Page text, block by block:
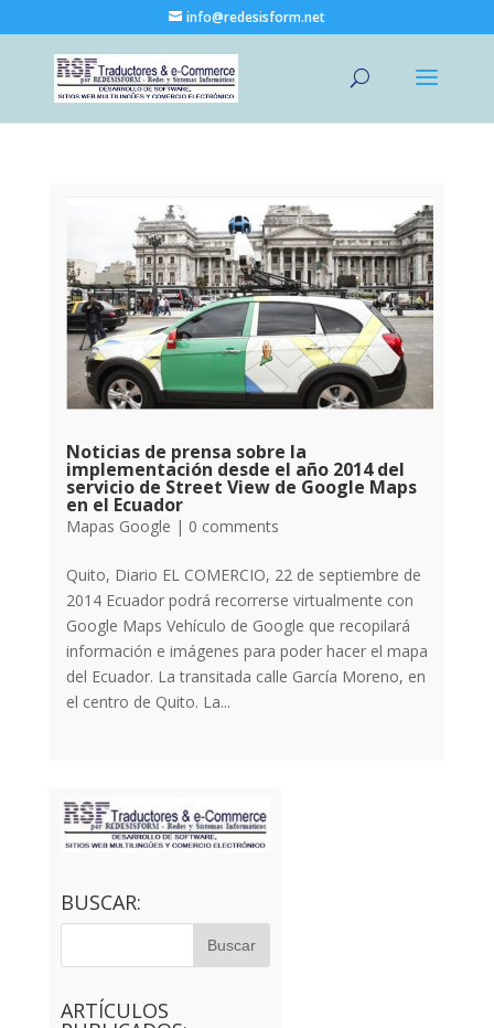
info@redesisform.net
Noticias de prensa sobre la
implementación desde el año 2014 del
servicio de Street View de Google Maps
en el Ecuador
Mapas Google | 0 comments
Quito, Diario EL COMERCIO, 22 de septiembre de
2014 Ecuador podrá recorrerse virtualmente con
Google Maps Vehículo de Google que recopilará
información e imágenes para poder hacer el mapa
del Ecuador. La transitada calle García Moreno, en
el centro de Quito. La...
BUSCAR:
ARTÍCULOS